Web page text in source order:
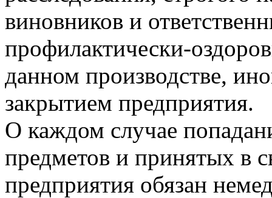
виновников и
профилактически-
данном производстве,
закрытием предприятия.
О каждом случае
предметов и принятых в
предприятия обязан